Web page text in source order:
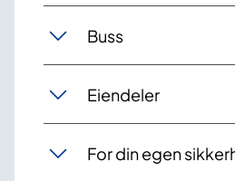
Buss
Eiendeler
For din egen